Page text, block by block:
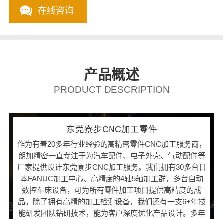
在线咨询
产品概述
PRODUCT DESCRIPTION
东莞寮步CNC加工零件
作为有着20多年行业经验的高精密零件CNC加工服务商，
朗加精密一直专注于为汽车配件、电子外壳、气动配件等
厂家提供设计东莞寮步CNC加工服务。我们拥有30多台日
本FANUC加工中心、高精度的4轴5轴加工群，多台自动
数控车床设备，可为所有零件加工项目提供高精度的成
品。除了拥有高精的加工检测设备，我们还有一支6+年技
能研发团队钻研技术，能为客户深度优化产品设计。多年